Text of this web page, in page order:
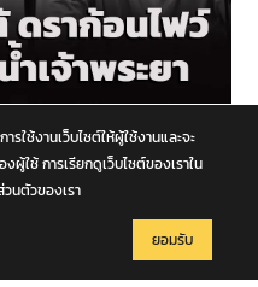
ชีวิตในแม่น้ำเจ้าพระยา
ใช้งานเว็บไซต์ให้ผู้ใช้งานและจะ
ผู้ใช้ การเรียกดูเว็บไซต์ของเราใน
นตัวของเรา
ยอมรับ